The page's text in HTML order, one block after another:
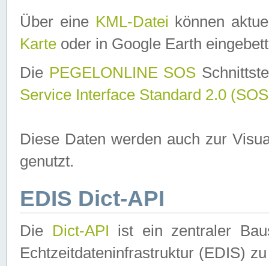
Über eine KML-Datei können
Karte oder in Google Earth
Die PEGELONLINE SOS
Service Interface Standard 2.0
Diese Daten werden auch zur
genutzt.
EDIS Dict-API
Die Dict-API ist ein zentraler
Echtzeitdateninfrastruktur (EDIS)